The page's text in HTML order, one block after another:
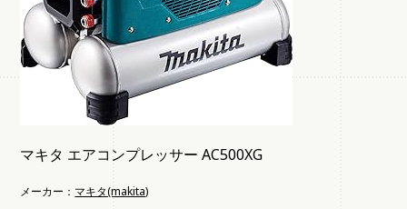
マキタ エアコンプレッサー AC500XG
メーカー： マキタ(makita)